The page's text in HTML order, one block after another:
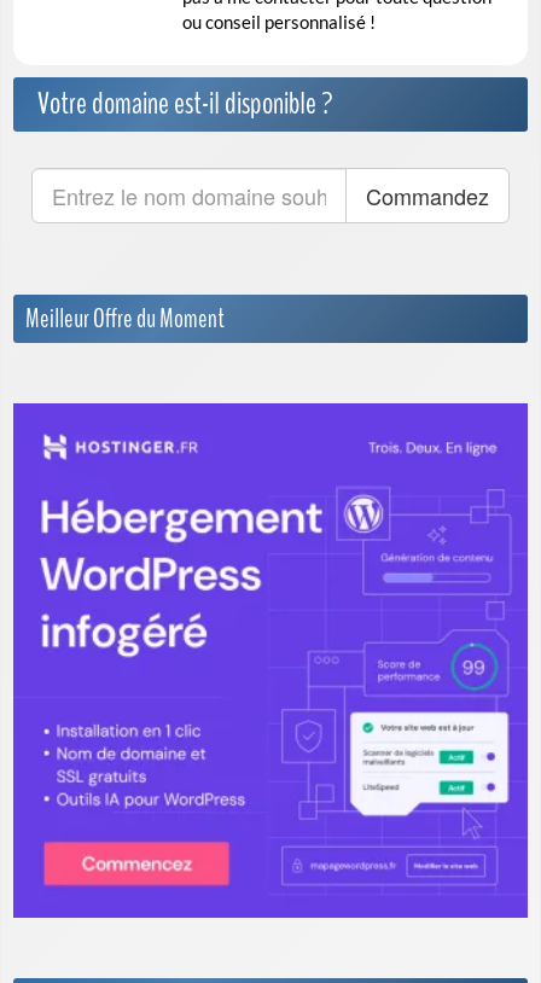
ou conseil personnalisé !
Votre domaine est-il disponible ?
Meilleur Offre du Moment